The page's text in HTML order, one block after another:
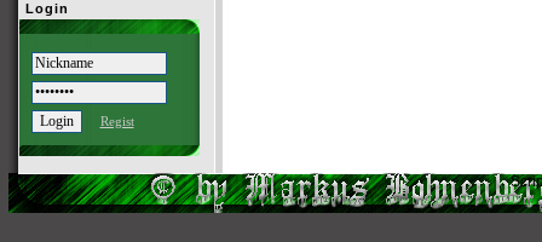
Login
Regist